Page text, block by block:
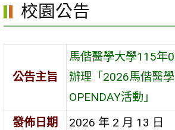
區
校園公告
公告主旨
馬偕醫學大學115年
辦理「2026馬偕醫
OPENDAY活動」
發佈日期
2026 年 2 月 13 日